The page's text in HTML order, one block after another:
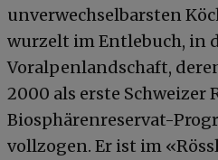
unverwechselbarsten
wurzelt im Entlebuch, in
Voralpenlandschaft,
2000 als erste
Biosphärenreservat-
vollzogen. Er ist im